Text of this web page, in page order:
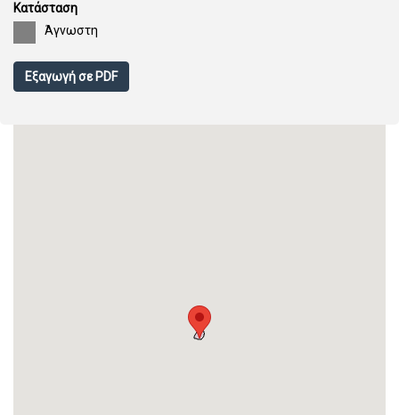
Κατάσταση
Άγνωστη
Εξαγωγή σε PDF